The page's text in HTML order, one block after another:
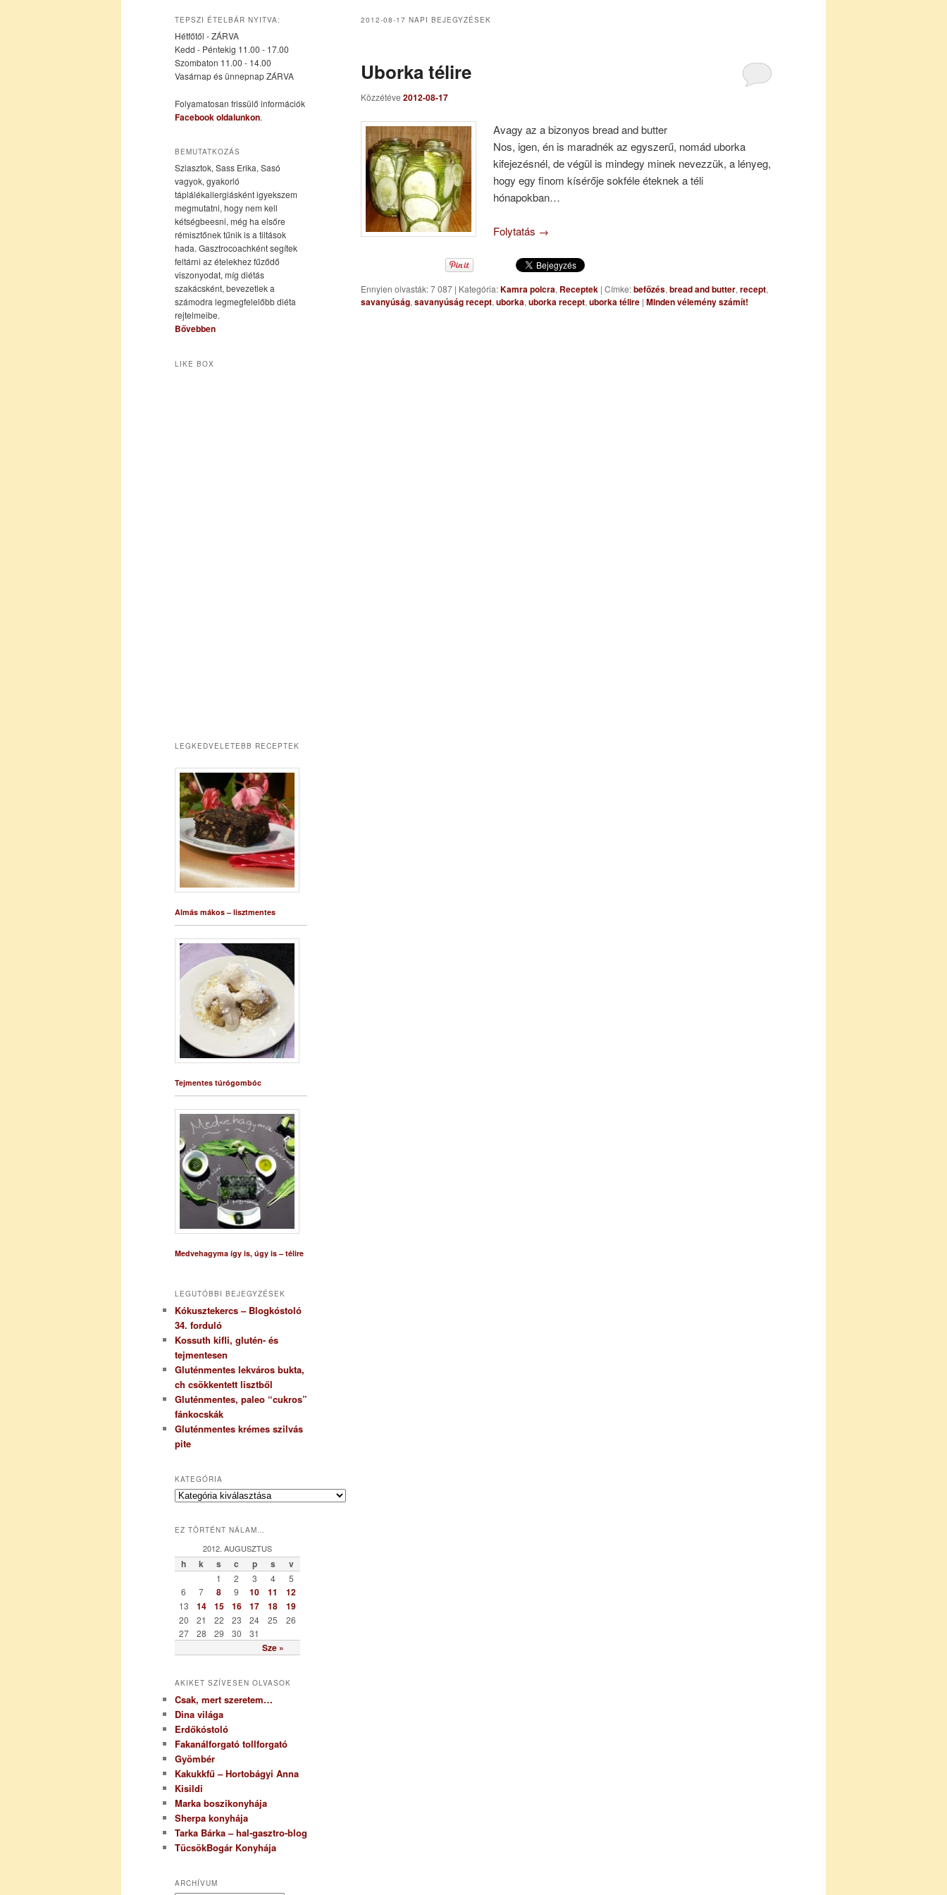
elsődleges
tartalomra
másodlagos
tartalomra
2012-08-17 NAPI BEJEGYZÉSEK
Uborka télire
Közzétéve 2012-08-17
Avagy az a bizonyos bread and butter
Nos, igen, én is maradnék az egyszerű, nomád uborka
kifejezésnél, de végül is mindegy minek nevezzük, a lényeg,
hogy egy finom kísérője sokféle éteknek a téli
hónapokban…
Folytatás →
Ennyien olvasták: 7 087 | Kategória:Kamra polcra, Receptek | Címke:befőzés, bread and butter, recept,
savanyúság, savanyúság recept, uborka, uborka recept, uborka télire | Minden vélemény számít!
TEPSZI ÉTELBÁR NYITVA:
Hétfőtől - ZÁRVA
Kedd - Péntekig 11.00 - 17.00
Szombaton 11.00 - 14.00
Vasárnap és ünnepnap ZÁRVA
Folyamatosan frissülő információk
Facebook oldalunkon.
BEMUTATKOZÁS
Sziasztok, Sass Erika, Sasó
vagyok, gyakorló
táplálékallergiásként igyekszem
megmutatni, hogy nem kell
kétségbeesni, még ha elsőre
rémisztőnek tűnik is a tiltások
hada. Gasztrocoachként segítek
feltárni az ételekhez fűződő
viszonyodat, míg diétás
szakácsként, bevezetlek a
számodra legmegfelelőbb diéta
rejtelmeibe.
Bővebben
LIKE BOX
LEGKEDVELETEBB RECEPTEK
Almás mákos – lisztmentes
Tejmentes túrógombóc
Medvehagyma így is, úgy is – télire
LEGUTÓBBI BEJEGYZÉSEK
Kókusztekercs – Blogkóstoló
34. forduló
Kossuth kifli, glutén- és
tejmentesen
Gluténmentes lekváros bukta,
ch csökkentett lisztből
Gluténmentes, paleo “cukros”
fánkocskák
Gluténmentes krémes szilvás
pite
KATEGÓRIA
K
e
r
EZ TÖRTÉNT NÁLAM…
2012. AUGUSZTUS
h k s c p s v
Sze »
1 2 3 4
5
6
7 8 9 10 11 12
13 14 15 16 17 18 19
20 21 22 23 24 25
26
27
28 29 30 31
AKIKET SZÍVESEN OLVASOK
Csak, mert szeretem…
Dina világa
Erdőkóstoló
Fakanálforgató tollforgató
Gyömbér
Kakukkfű – Hortobágyi Anna
Kisildi
Marka boszikonyhája
Sherpa konyhája
Tarka Bárka – hal-gasztro-blog
TücsökBogár Konyhája
ARCHÍVUM